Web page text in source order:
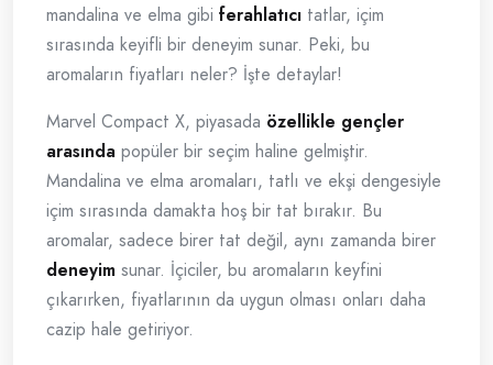
mandalina ve elma gibi ferahlatıcı tatlar, içim
sırasında keyifli bir deneyim sunar. Peki, bu
aromaların fiyatları neler? İşte detaylar!
Marvel Compact X, piyasada özellikle gençler
arasında popüler bir seçim haline gelmiştir.
Mandalina ve elma aromaları, tatlı ve ekşi dengesiyle
içim sırasında damakta hoş bir tat bırakır. Bu
aromalar, sadece birer tat değil, aynı zamanda birer
deneyim sunar. İçiciler, bu aromaların keyfini
çıkarırken, fiyatlarının da uygun olması onları daha
cazip hale getiriyor.